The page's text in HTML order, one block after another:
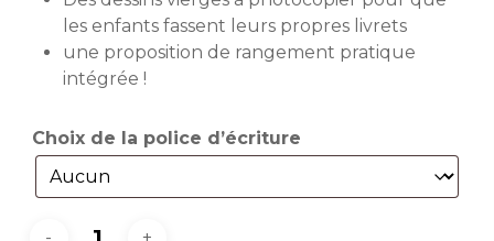
les enfants fassent leurs propres livrets
une proposition de rangement pratique
intégrée !
Choix de la police d’écriture